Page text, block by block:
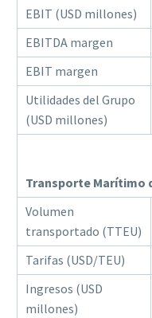
EBIT (USD millones)
EBITDA margen
EBIT margen
Utilidades del Grupo
(USD millones)
Transporte Marítimo
Volumen
transportado (TTEU)
Tarifas (USD/TEU)
Ingresos (USD
millones)